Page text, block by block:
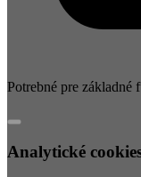
Potrebné pre základné
Analytické